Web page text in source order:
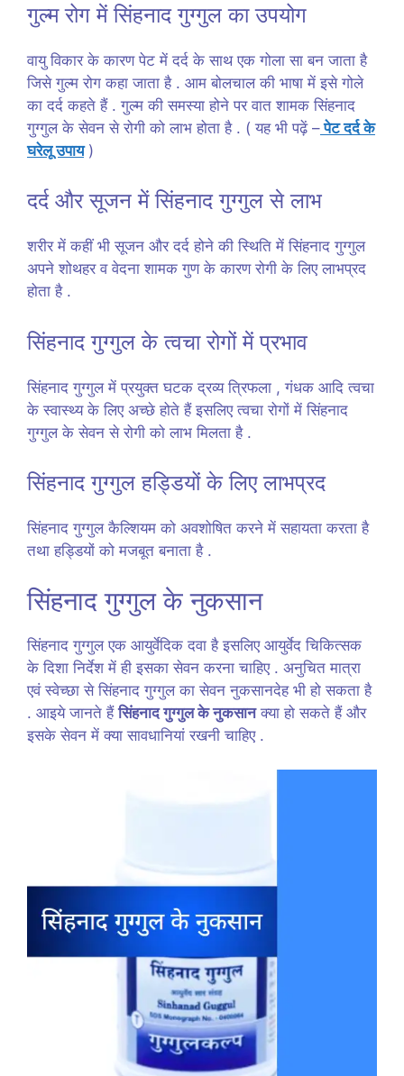
गुल्म रोग में सिंहनाद गुग्गुल का उपयोग
वायु विकार के कारण पेट में दर्द के साथ एक गोला सा बन जाता है
जिसे गुल्म रोग कहा जाता है . आम बोलचाल की भाषा में इसे गोले
का दर्द कहते हैं . गुल्म की समस्या होने पर वात शामक सिंहनाद
गुग्गुल के सेवन से रोगी को लाभ होता है . ( यह भी पढ़ें –पेट दर्द के
घरेलू उपाय)
दर्द और सूजन में सिंहनाद गुग्गुल से लाभ
शरीर में कहीं भी सूजन और दर्द होने की स्थिति में सिंहनाद गुग्गुल
अपने शोथहर व वेदना शामक गुण के कारण रोगी के लिए लाभप्रद
होता है .
सिंहनाद गुग्गुल के त्वचा रोगों में प्रभाव
सिंहनाद गुग्गुल में प्रयुक्त घटक द्रव्य त्रिफला , गंधक आदि त्वचा
के स्वास्थ्य के लिए अच्छे होते हैं इसलिए त्वचा रोगों में सिंहनाद
गुग्गुल के सेवन से रोगी को लाभ मिलता है .
सिंहनाद गुग्गुल हड्डियों के लिए लाभप्रद
सिंहनाद गुग्गुल कैल्शियम को अवशोषित करने में सहायता करता है
तथा हड्डियों को मजबूत बनाता है .
सिंहनाद गुग्गुल के नुकसान
सिंहनाद गुग्गुल एक आयुर्वेदिक दवा है इसलिए आयुर्वेद चिकित्सक
के दिशा निर्देश में ही इसका सेवन करना चाहिए . अनुचित मात्रा
एवं स्वेच्छा से सिंहनाद गुग्गुल का सेवन नुकसानदेह भी हो सकता है
. आइये जानते हैंसिंहनाद गुग्गुल के नुकसानक्या हो सकते हैं और
इसके सेवन में क्या सावधानियां रखनी चाहिए .